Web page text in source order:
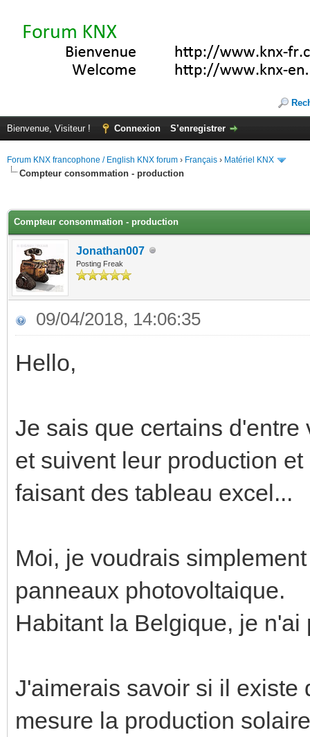
Bienvenue, Visiteur ! Connexion S’enregistrer
Forum KNX francophone / English KNX forum › Français › Matériel KNX
Compteur consommation - production
Compteur consommation - production
Jonathan007
Posting Freak
09/04/2018, 14:06:35
Hello,
Je sais que certains
et suivent leur production
faisant des tableau excel...
Moi, je voudrais
panneaux photovoltaique.
Habitant la Belgique, je n'ai
J'aimerais savoir si il existe
mesure la production